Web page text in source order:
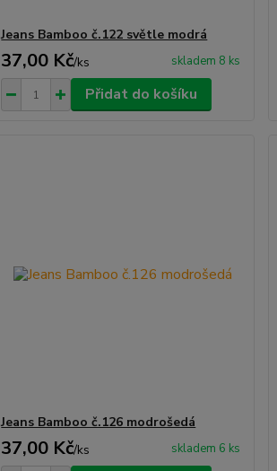
Jeans Bamboo č.122 světle modrá
37,00 Kč/ks skladem 8 ks
Přidat do košíku
Jeans Bamboo č.126 modrošedá
37,00 Kč/ks skladem 6 ks